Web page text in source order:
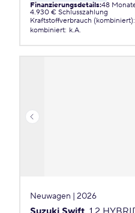
Finanzierungsdetails:48
4.930 € Schlusszahlung
Kraftstoffverbrauch (kombiniert):
kombiniert: k.A.
Neuwagen | 2026